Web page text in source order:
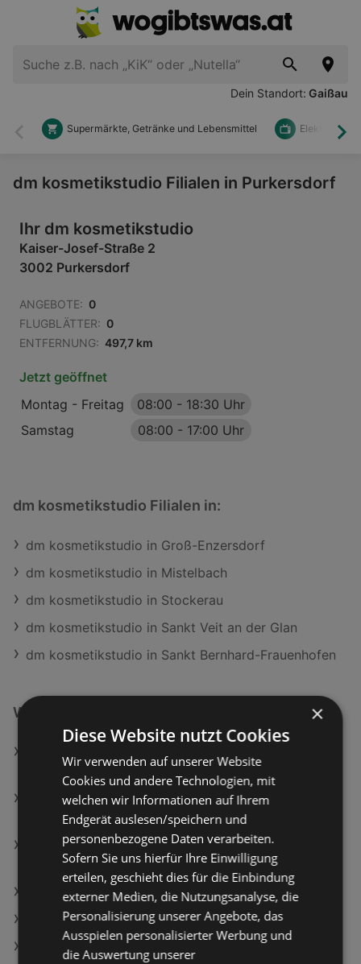
Dein Standort: Gaißau
Zurück
Supermärkte, Getränke und Lebensmittel Elektronik
dm kosmetikstudio Filialen in Purkersdorf
Ihr dm kosmetikstudio
Kaiser-Josef-Straße 2
3002 Purkersdorf
ANGEBOTE: 0
FLUGBLÄTTER: 0
ENTFERNUNG: 497,7 km
Jetzt geöffnet
Montag - Freitag
08:00 - 18:30 Uhr
Samstag
08:00 - 17:00 Uhr
dm kosmetikstudio Filialen in:
dm kosmetikstudio in Groß-Enzersdorf
dm kosmetikstudio in Mistelbach
dm kosmetikstudio in Stockerau
dm kosmetikstudio in Sankt Veit an der Glan
dm kosmetikstudio in Sankt Bernhard-Frauenhofen
Weiterführende Links
essence Körperbalsam Balm Of Sunshine Face &
Body Glow Balm 10 Obsession De La Lune
essence Lippenstift Blur Soufflé Matte 02 Spice
essence Lipliner Poutline Soft Glide 04 Cocoa Me
dm Angebote
BIPA Angebote
Aktuelle dm Flugblätter
×
Diese Website nutzt Cookies
Wir verwenden auf unserer Website
Cookies und andere Technologien, mit
welchen wir Informationen auf Ihrem
Endgerät auslesen/speichern und
personenbezogene Daten verarbeiten.
Sofern Sie uns hierfür Ihre Einwilligung
erteilen, geschieht dies für die Einbindung
externer Medien, die Nutzungsanalyse, die
Personalisierung unserer Angebote, das
Ausspielen personalisierter Werbung und
die Auswertung unserer